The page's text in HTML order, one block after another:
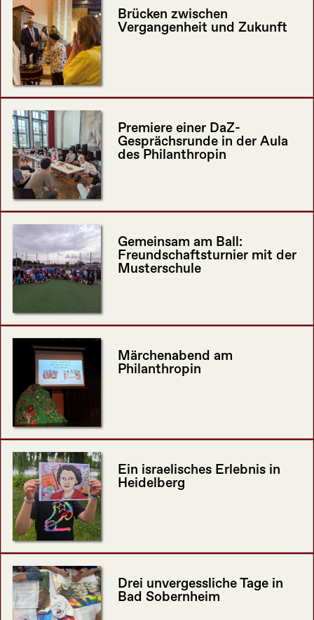
Brücken zwischen
Vergangenheit und Zukunft
Premiere einer DaZ-
Gesprächsrunde in der Aula
des Philanthropin
Gemeinsam am Ball:
Freundschaftsturnier mit der
Musterschule
Märchenabend am
Philanthropin
Ein israelisches Erlebnis in
Heidelberg
Drei unvergessliche Tage in
Bad Sobernheim